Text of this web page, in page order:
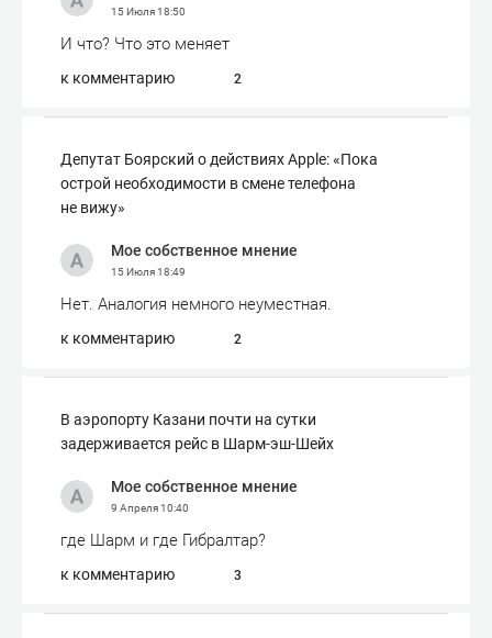
15 Июля18:50
И что? Что это меняет
к комментарию 2
Депутат Боярский о действиях Apple: «Пока
острой необходимости в смене телефона
не вижу»
Мое собственное мнение
15 Июля18:49
Нет. Аналогия немного неуместная.
к комментарию 2
В аэропорту Казани почти на сутки
задерживается рейс в Шарм-эш-Шейх
Мое собственное мнение
9 Апреля10:40
где Шарм и где Гибралтар?
к комментарию 3